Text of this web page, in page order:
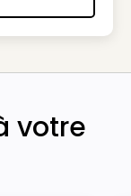
votre